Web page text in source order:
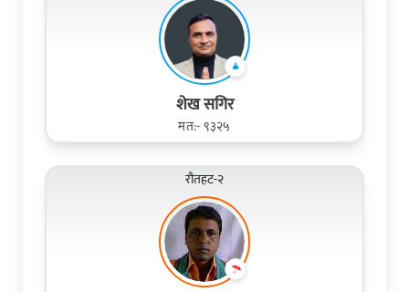
शेख सगिर
मत:- ९३२५
रौतहट-२